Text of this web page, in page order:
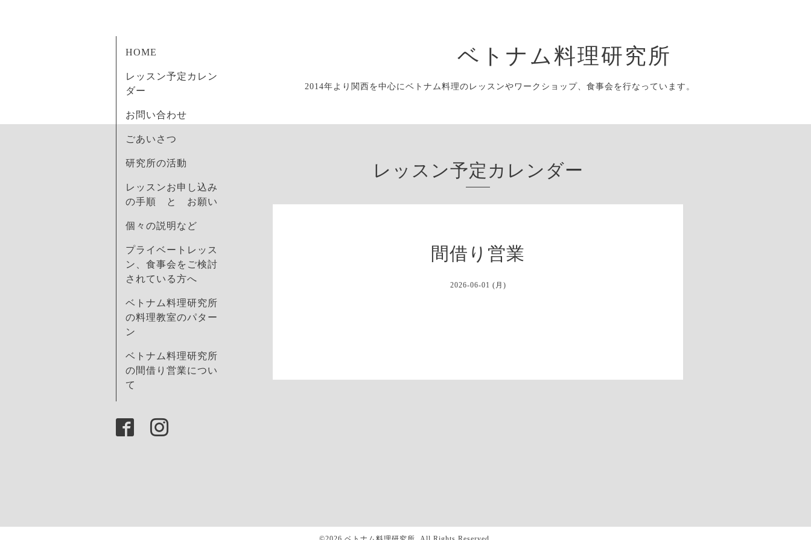
ベトナム料理研究所
2014年より関西を中心にベトナム料理のレッスンやワークショップ、食事会を行なっています。
HOME
レッスン予定カレン
ダー
お問い合わせ
ごあいさつ
研究所の活動
レッスンお申し込み
の手順 と お願い
個々の説明など
プライベートレッス
ン、食事会をご検討
されている方へ
ベトナム料理研究所
の料理教室のパター
ン
ベトナム料理研究所
の間借り営業につい
て
レッスン予定カレンダー
間借り営業
2026-06-01 (月)